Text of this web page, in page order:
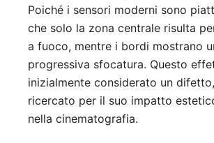
Poiché i sensori moderni sono
che solo la zona centrale risulta
a fuoco, mentre i bordi mostrano
progressiva sfocatura. Questo
inizialmente considerato un
ricercato per il suo impatto
nella cinematografia.